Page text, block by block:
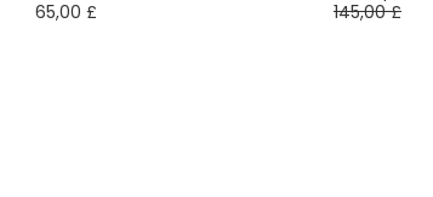
65,00 £
145,00 £